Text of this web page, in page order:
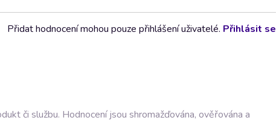
Přidat hodnocení mohou pouze přihlášení uživatelé. Přihlásit se
či službu. Hodnocení jsou shromažďována, ověřována a